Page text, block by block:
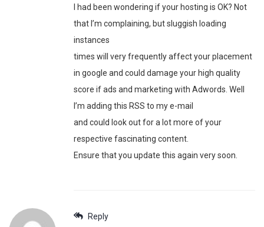
I had been wondering if your hosting is OK? Not
that I’m complaining, but sluggish loading
instances
times will very frequently affect your placement
in google and could damage your high quality
score if ads and marketing with Adwords. Well
I’m adding this RSS to my e-mail
and could look out for a lot more of your
respective fascinating content.
Ensure that you update this again very soon.
Reply